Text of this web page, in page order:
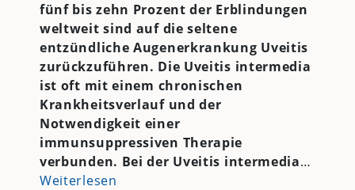
fünf bis zehn Prozent der Erblindungen
weltweit sind auf die seltene
entzündliche Augenerkrankung Uveitis
zurückzuführen. Die Uveitis intermedia
ist oft mit einem chronischen
Krankheitsverlauf und der
Notwendigkeit einer
immunsuppressiven Therapie
verbunden. Bei der Uveitis intermedia…
Weiterlesen